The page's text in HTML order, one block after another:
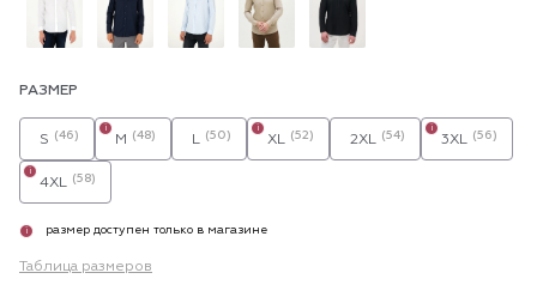
РАЗМЕР
S (46) M (48)
i
L (50) XL (52)
i
2XL (54) 3XL (56)
i
4XL (58)
i
i размер доступен только в магазине
Таблица размеров